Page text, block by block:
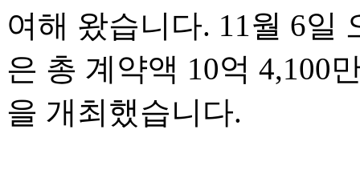
여해 왔습니다. 11월 6일
은 총 계약액 10억 4,100
을 개최했습니다.